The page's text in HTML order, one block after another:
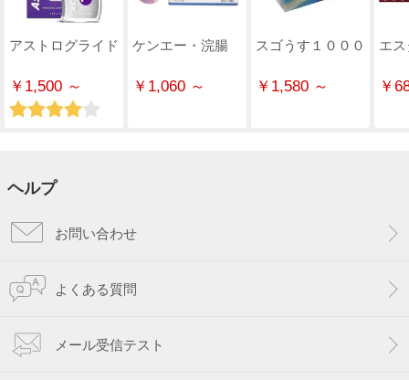
アストログライド
￥1,500 ～
ケンエー・浣腸
￥1,060 ～
スゴうす１０００
￥1,580 ～
エ
￥
ヘルプ
お問い合わせ
よくある質問
メール受信テスト